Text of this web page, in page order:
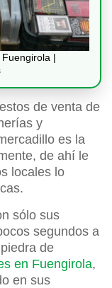
|
de venta de
y
es la
de ahí le
locales lo
sólo sus
segundos a
de
en Fuengirola,
en sus